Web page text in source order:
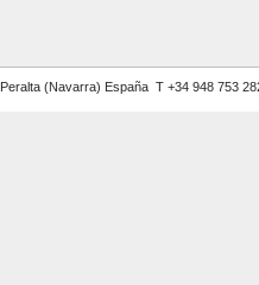
(Navarra) España T +34 948 753